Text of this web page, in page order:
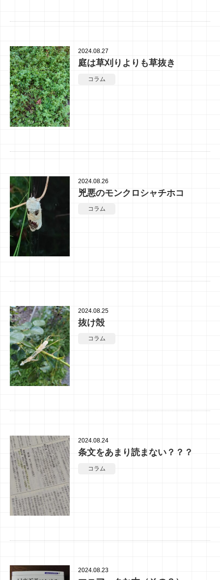
2024.08.27
庭は草刈りよりも草抜き
コラム
2024.08.26
兇悪のモンクロシャチホコ
コラム
2024.08.25
抜け殻
コラム
2024.08.24
条文をあまり読まない？？？
コラム
2024.08.23